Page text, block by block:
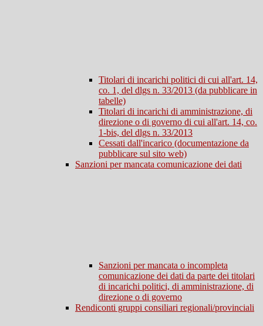
Titolari di incarichi politici di cui all'art. 14,
co. 1, del dlgs n. 33/2013 (da pubblicare in
tabelle)
Titolari di incarichi di amministrazione, di
direzione o di governo di cui all'art. 14, co.
1-bis, del dlgs n. 33/2013
Cessati dall'incarico (documentazione da
pubblicare sul sito web)
Sanzioni per mancata comunicazione dei dati
Sanzioni per mancata o incompleta
comunicazione dei dati da parte dei titolari
di incarichi politici, di amministrazione, di
direzione o di governo
Rendiconti gruppi consiliari regionali/provinciali